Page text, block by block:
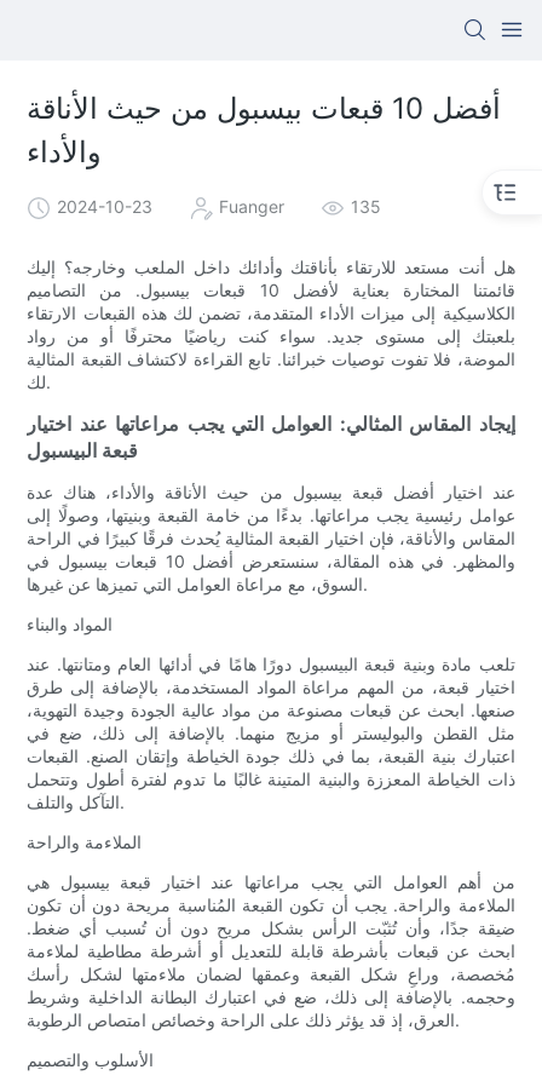
أفضل 10 قبعات بيسبول من حيث الأناقة
والأداء
2024-10-23 Fuanger 135
هل أنت مستعد للارتقاء بأناقتك وأدائك داخل الملعب وخارجه؟ إليك
قائمتنا المختارة بعناية لأفضل 10 قبعات بيسبول. من التصاميم
الكلاسيكية إلى ميزات الأداء المتقدمة، تضمن لك هذه القبعات الارتقاء
بلعبتك إلى مستوى جديد. سواء كنت رياضيًا محترفًا أو من رواد
الموضة، فلا تفوت توصيات خبرائنا. تابع القراءة لاكتشاف القبعة المثالية
لك.
إيجاد المقاس المثالي: العوامل التي يجب مراعاتها عند اختيار
قبعة البيسبول
عند اختيار أفضل قبعة بيسبول من حيث الأناقة والأداء، هناك عدة
عوامل رئيسية يجب مراعاتها. بدءًا من خامة القبعة وبنيتها، وصولًا إلى
المقاس والأناقة، فإن اختيار القبعة المثالية يُحدث فرقًا كبيرًا في الراحة
والمظهر. في هذه المقالة، سنستعرض أفضل 10 قبعات بيسبول في
السوق، مع مراعاة العوامل التي تميزها عن غيرها.
المواد والبناء
تلعب مادة وبنية قبعة البيسبول دورًا هامًا في أدائها العام ومتانتها. عند
اختيار قبعة، من المهم مراعاة المواد المستخدمة، بالإضافة إلى طرق
صنعها. ابحث عن قبعات مصنوعة من مواد عالية الجودة وجيدة التهوية،
مثل القطن والبوليستر أو مزيج منهما. بالإضافة إلى ذلك، ضع في
اعتبارك بنية القبعة، بما في ذلك جودة الخياطة وإتقان الصنع. القبعات
ذات الخياطة المعززة والبنية المتينة غالبًا ما تدوم لفترة أطول وتتحمل
التآكل والتلف.
الملاءمة والراحة
من أهم العوامل التي يجب مراعاتها عند اختيار قبعة بيسبول هي
الملاءمة والراحة. يجب أن تكون القبعة المُناسبة مريحة دون أن تكون
ضيقة جدًا، وأن تُثبّت الرأس بشكل مريح دون أن تُسبب أي ضغط.
ابحث عن قبعات بأشرطة قابلة للتعديل أو أشرطة مطاطية لملاءمة
مُخصصة، وراعِ شكل القبعة وعمقها لضمان ملاءمتها لشكل رأسك
وحجمه. بالإضافة إلى ذلك، ضع في اعتبارك البطانة الداخلية وشريط
العرق، إذ قد يؤثر ذلك على الراحة وخصائص امتصاص الرطوبة.
الأسلوب والتصميم